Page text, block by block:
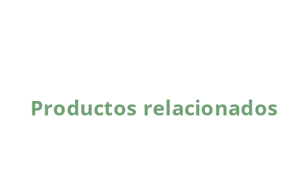
Productos relacionados